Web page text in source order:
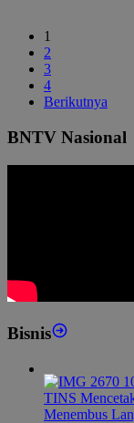
1
2
3
4
Berikutnya
BNTV Nasional
Bisnis
TINS
Menembus